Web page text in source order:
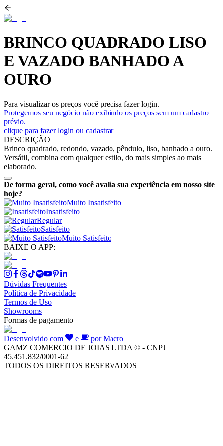
BRINCO QUADRADO LISO
E VAZADO BANHADO A
OURO
Para visualizar os preços você precisa fazer login.
Protegemos seu negócio não exibindo os preços sem um cadastro
prévio.
clique para fazer login ou cadastrar
DESCRIÇÃO
Brinco quadrado, redondo, vazado, pêndulo, liso, banhado a ouro.
Versátil, combina com qualquer estilo, do mais simples ao mais
elaborado.
De forma geral, como você avalia sua experiência em nosso site
hoje?
Muito Insatisfeito
Insatisfeito
Regular
Satisfeito
Muito Satisfeito
BAIXE O APP:
Dúvidas Frequentes
Política de Privacidade
Termos de Uso
Showrooms
Formas de pagamento
Desenvolvido com e
por Macro
GAMZ COMERCIO DE JOIAS LTDA © - CNPJ
45.451.832/0001-62
TODOS OS DIREITOS RESERVADOS